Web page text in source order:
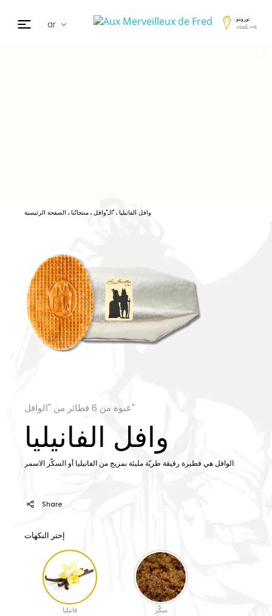
ar
تورونتو
تغيير المتجر
الصفحة الرئيسية منتجاتُنا الـ"وافل" وافل الفانيليا
عبوة من 6 فطائر من "الوافل"
وافل الفانيليا
الوافل هي فطيرة رقيقة طريّة مليئة بمزيج من الفانيليا أو السكّر الاسمر.
Share
إختر النكهات
فانيليا سكّر